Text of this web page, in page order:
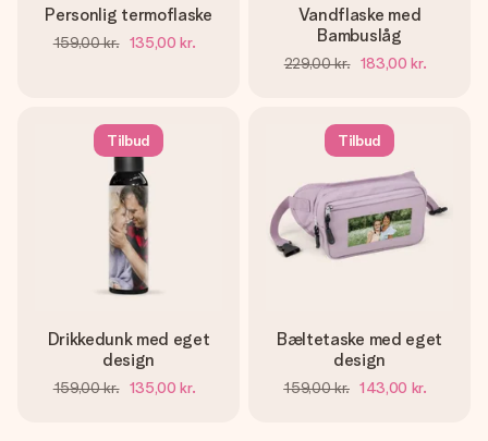
Personlig termoflaske
159,00 kr. 135,00 kr.
Vandflaske med
Bambuslåg
229,00 kr. 183,00 kr.
Tilbud
Drikkedunk med eget
design
159,00 kr. 135,00 kr.
Tilbud
Bæltetaske med eget
design
159,00 kr. 143,00 kr.